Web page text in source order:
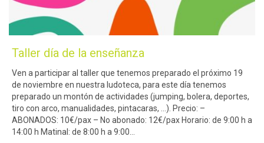
Taller día de la enseñanza
Ven a participar al taller que tenemos preparado el próximo 19
de noviembre en nuestra ludoteca, para este día tenemos
preparado un montón de actividades (jumping, bolera, deportes,
tiro con arco, manualidades, pintacaras, …). Precio: –
ABONADOS: 10€/pax – No abonado: 12€/pax Horario: de 9:00 h a
14:00 h Matinal: de 8:00 h a 9:00…